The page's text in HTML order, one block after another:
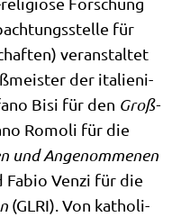
für
ver­an­stal­tet
der ita­lie­ni­
Bisi für den Groß­
Romo­li für die
und Ange­nom­me­nen
Fabio Ven­zi für die
(GLRI). Von katho­li­